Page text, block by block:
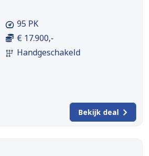
95 PK
€ 17.900,-
Handgeschakeld
Bekijk deal